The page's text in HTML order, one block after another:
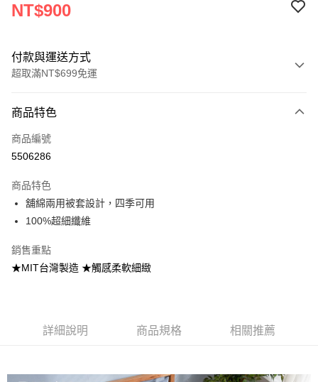
NT$900
付款與運送方式
超取滿NT$699免運
信用卡一次付款
信用卡分期付款
合作金庫商業銀行
華南商業銀行
上海商業儲蓄銀行
臺灣中小企業銀行
匯豐（台灣）商業銀行
台新國際商業銀行
中國信託商業銀行
超商取貨付款
LINE Pay
Apple Pay
悠遊付
全盈+PAY
相關說明
商品特色
商品編號
5506286
商品特色
舖綿兩用被套設計，四季可用
100%超細纖維
銷售重點
★MIT台灣製造 ★觸感柔軟細緻
詳細說明 商品規格 相關推薦